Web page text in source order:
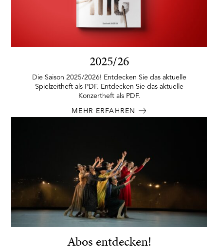
2025/26
Die Saison 2025/2026! Entdecken Sie das aktuelle
Spielzeitheft als PDF. Entdecken Sie das aktuelle
Konzertheft als PDF.
MEHR ERFAHREN
Abos entdecken!